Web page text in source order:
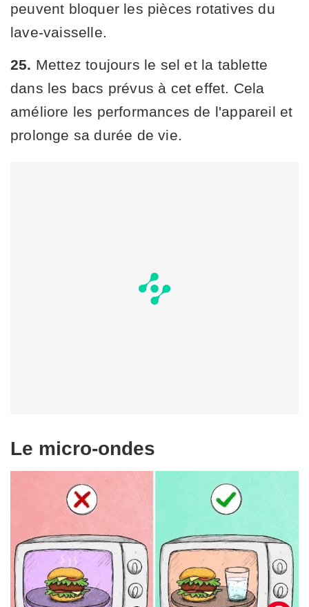
peuvent bloquer les pièces rotatives du
lave-vaisselle.
25. Mettez toujours le sel et la tablette
dans les bacs prévus à cet effet. Cela
améliore les performances de l'appareil et
prolonge sa durée de vie.
Le micro-ondes